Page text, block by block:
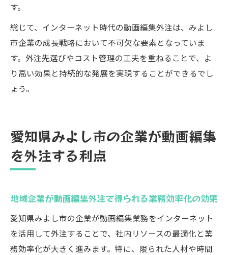
す。
総じて、インターネット時代の動画編集外注は、みよし
市企業の成長戦略において不可欠な要素となっていま
す。外注先選びやコスト管理の工夫を重ねることで、よ
り高い効果と持続的な発展を実現することができるでし
ょう。
愛知県みよし市の企業が動画編集
を外注する利点
地域企業が動画編集外注で得られる業務効率化の効果
愛知県みよし市の企業が動画編集業務をインターネット
を活用して外注することで、社内リソースの最適化と業
務効率化が大きく進みます。特に、限られた人材や時間